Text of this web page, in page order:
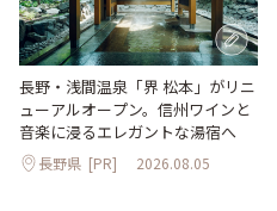
長野・浅間温泉「界 松本」がリニ
ューアルオープン。信州ワインと
音楽に浸るエレガントな湯宿へ
長野県 [PR] 2026.08.05